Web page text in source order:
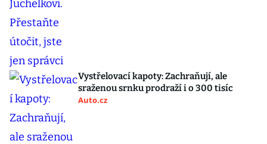
Vystřelovací kapoty: Zachraňují, ale
sraženou srnku prodraží i o 300 tisíc
Auto.cz